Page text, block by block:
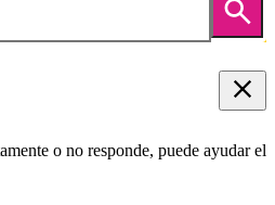
o no responde, puede ayudar el